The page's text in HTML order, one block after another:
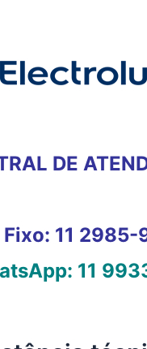
DE
Fixo: 11 2985-
11